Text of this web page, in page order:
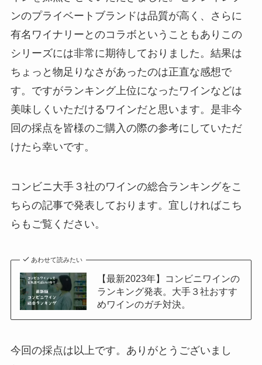
ンのプライベートブランドは品質が高く、さらに
有名ワイナリーとのコラボということもありこの
シリーズには非常に期待しておりました。結果は
ちょっと物足りなさがあったのは正直な感想で
す。ですがランキング上位になったワインなどは
美味しくいただけるワインだと思います。是非今
回の採点を皆様のご購入の際の参考にしていただ
けたら幸いです。
コンビニ大手３社のワインの総合ランキングをこ
ちらの記事で発表しております。宜しければこち
らもご覧ください。
あわせて読みたい
【最新2023年】コンビニワインの
ランキング発表。大手３社おすす
めワインのガチ対決。
今回の採点は以上です。ありがとうございまし